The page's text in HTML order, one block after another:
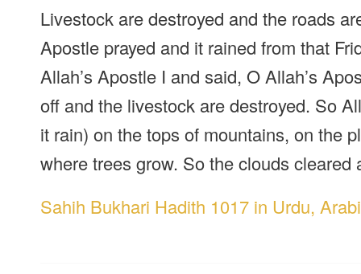
Livestock are destroyed and the roads
Apostle prayed and it rained from that
Allah’s Apostle I and said, O Allah’s
off and the livestock are destroyed. So
it rain) on the tops of mountains, on the
where trees grow. So the clouds
Sahih Bukhari Hadith 1017 in Urdu,